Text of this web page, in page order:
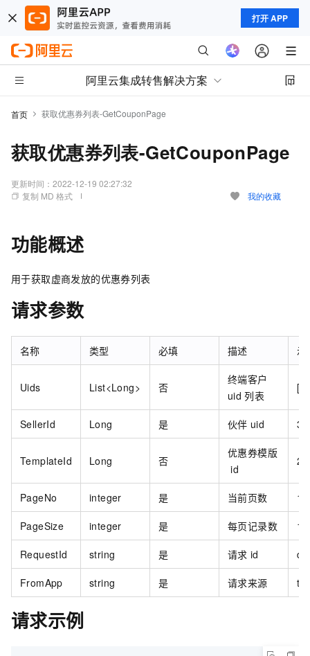
打开 APP
阿里云集成转售解决方案
首页 获取优惠券列表-GetCouponPage
获取优惠券列表-GetCouponPage
更新时间： 2022-12-19 02:27:32
复制 MD 格式
我的收藏
功能概述
用于获取虚商发放的优惠券列表
请求参数
名称 类型 必填 描述 示
Uids List<Long> 否
终端客户
uid 列表
SellerId Long 是 伙伴 uid
TemplateId Long 否
优惠券模版
id
PageNo integer 是 当前页数 1
PageSize integer 是 每页记录数 10
RequestId string 是 请求 id
FromApp string 是 请求来源
请求示例